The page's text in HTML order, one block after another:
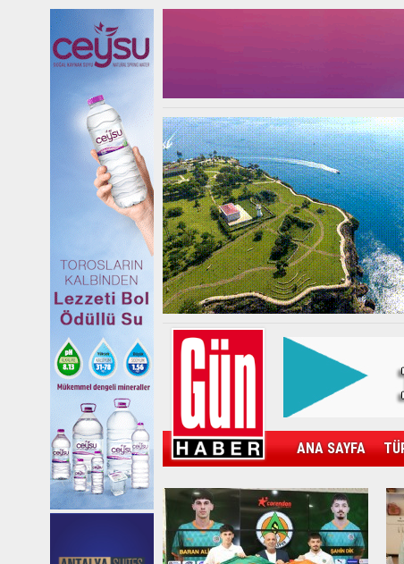
ANA SAYFA
KAMPÜS SPOR GÜN'ÜN ÜRÜNÜ